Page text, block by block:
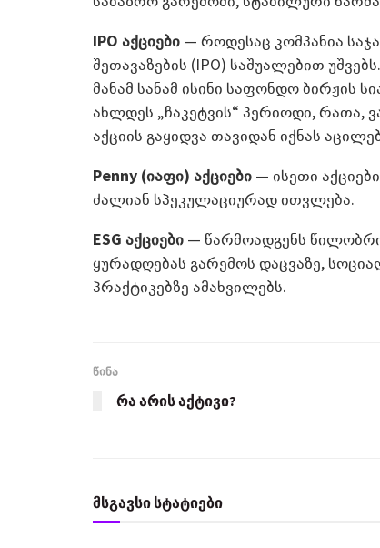
IPO აქციები ­— როდესაც კომპანია
შეთავაზების (IPO) საშუალებით
მანამ სანამ ისინი საფონდო ბირჟის
ახლდეს „ჩაკეტვის“ პერიოდი, რათა,
აქციის გაყიდვა თავიდან იქნას
Penny (იაფი) აქციები — ისეთი
ძალიან სპეკულაციურად ითვლება.
ESG აქციები — წარმოადგენს
ყურადღებას გარემოს დაცვაზე,
პრაქტიკებზე ამახვილებს.
წინა
რა არის აქტივი?
მსგავსი სტატიები